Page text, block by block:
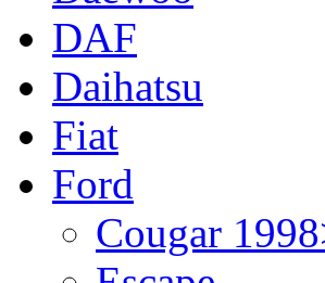
DAF
Daihatsu
Fiat
Ford
Cougar